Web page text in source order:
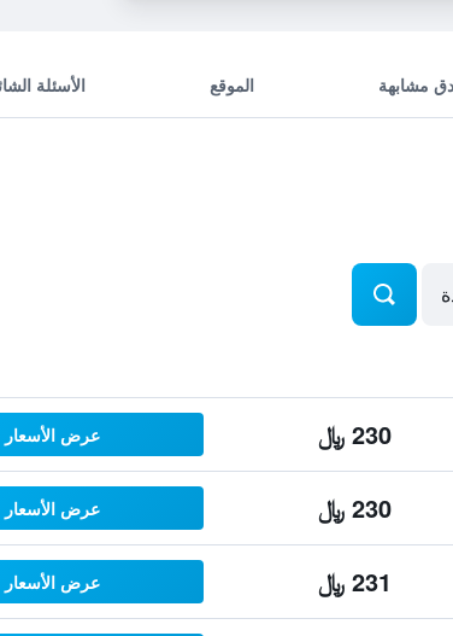
مشابهة الموقع الأسئلة
230 ﷼ عرض الأسعار
230 ﷼ عرض الأسعار
231 ﷼ عرض الأسعار